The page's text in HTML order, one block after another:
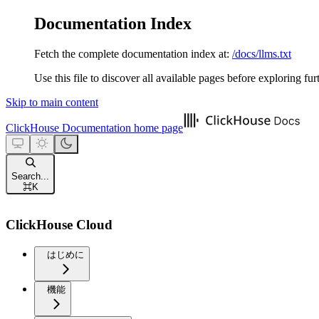
Documentation Index
Fetch the complete documentation index at: /docs/llms.txt
Use this file to discover all available pages before exploring
Skip to main content
ClickHouse Documentation home page
Search...
⌘K
ClickHouse Cloud
はじめに
機能